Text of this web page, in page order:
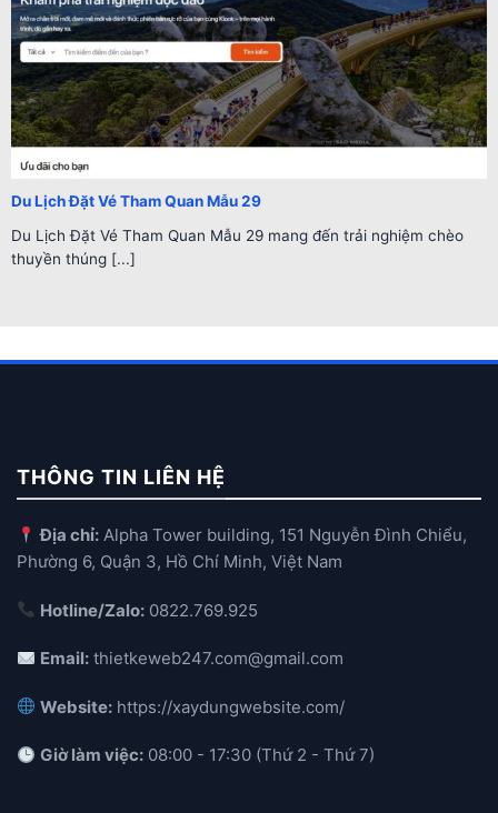
Du Lịch Đặt Vé Tham Quan Mẫu 29
Du Lịch Đặt Vé Tham Quan Mẫu 29 mang đến trải nghiệm chèo
thuyền thúng [...]
THÔNG TIN LIÊN HỆ
Địa chỉ: Alpha Tower building, 151 Nguyễn Đình Chiểu,
Phường 6, Quận 3, Hồ Chí Minh, Việt Nam
Hotline/Zalo: 0822.769.925
Email: thietkeweb247.com@gmail.com
Website: https://xaydungwebsite.com/
Giờ làm việc: 08:00 - 17:30 (Thứ 2 - Thứ 7)